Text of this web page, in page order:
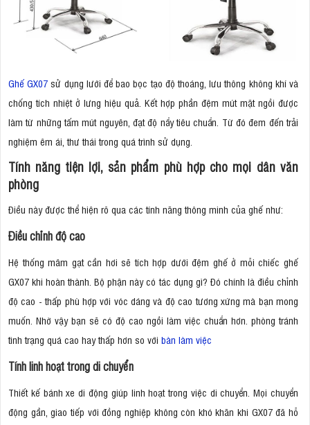
Ghế GX07 sử dụng lưới để bao bọc tạo độ thoáng, lưu thông không khí và
chống tích nhiệt ở lưng hiệu quả. Kết hợp phần đệm mút mặt ngồi được
làm từ những tấm mút nguyên, đạt độ nẩy tiêu chuẩn. Từ đó đem đến trải
nghiệm êm ái, thư thái trong quá trình sử dụng.
Tính năng tiện lợi, sản phẩm phù hợp cho mọi dân văn
phòng
Điều này được thể hiện rõ qua các tính năng thông minh của ghế như:
Điều chỉnh độ cao
Hệ thống mâm gạt cần hơi sẽ tích hợp dưới đệm ghế ở mỗi chiếc ghế
GX07 khi hoàn thành. Bộ phận này có tác dụng gì? Đó chính là điều chỉnh
độ cao - thấp phù hợp với vóc dáng và độ cao tương xứng mà bạn mong
muốn. Nhờ vậy bạn sẽ có độ cao ngồi làm việc chuẩn hơn. phòng tránh
tình trạng quá cao hay thấp hơn so với bàn làm việc
Tính linh hoạt trong di chuyển
Thiết kế bánh xe di động giúp linh hoạt trong việc di chuyển. Mọi chuyển
động gần, giao tiếp với đồng nghiệp không còn khó khăn khi GX07 đã hỗ